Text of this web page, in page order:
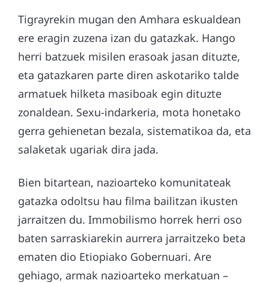
Tigrayrekin mugan den Amhara eskualdean
ere eragin zuzena izan du gatazkak. Hango
herri batzuek misilen erasoak jasan dituzte,
eta gatazkaren parte diren askotariko talde
armatuek hilketa masiboak egin dituzte
zonaldean. Sexu-indarkeria, mota honetako
gerra gehienetan bezala, sistematikoa da, eta
salaketak ugariak dira jada.
Bien bitartean, nazioarteko komunitateak
gatazka odoltsu hau filma bailitzan ikusten
jarraitzen du. Immobilismo horrek herri oso
baten sarraskiarekin aurrera jarraitzeko beta
ematen dio Etiopiako Gobernuari. Are
gehiago, armak nazioarteko merkatuan –